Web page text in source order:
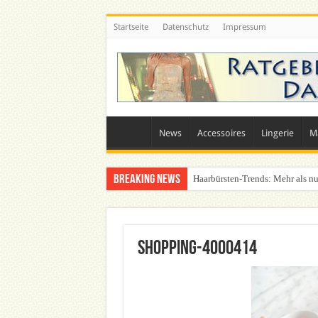
Startseite Datenschutz Impressum
News Accessoires Lingerie
Breaking News Haarbürsten-Trends: Mehr als
Was zieht man auf ein Festival
shopping-4000414